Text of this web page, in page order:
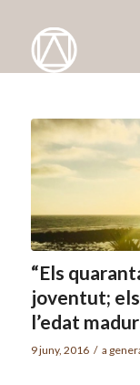
“Els
joventut;
l’edat
9 juny, 2016 / a